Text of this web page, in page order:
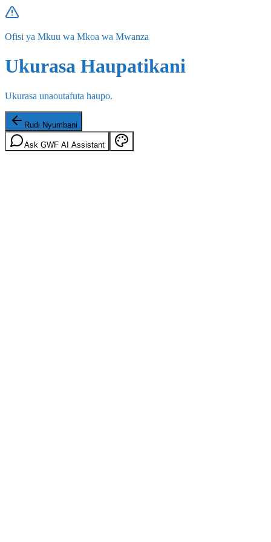
Ofisi ya Mkuu wa Mkoa wa Mwanza
Ukurasa Haupatikani
Ukurasa unaoutafuta haupo.
Rudi Nyumbani
Ask GWF AI Assistant